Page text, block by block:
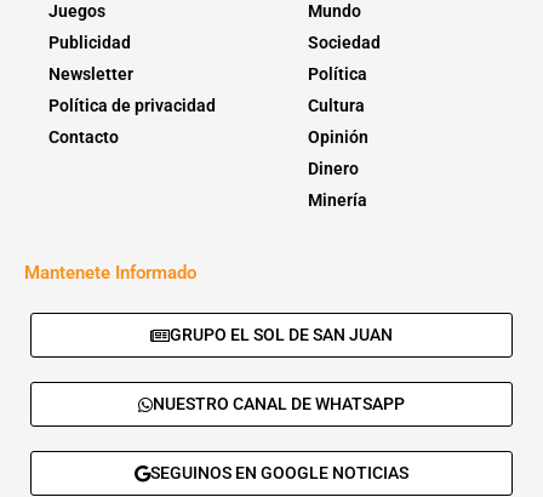
Juegos
Publicidad
Newsletter
Política de privacidad
Contacto
Mundo
Sociedad
Política
Cultura
Opinión
Dinero
Minería
Mantenete Informado
GRUPO EL SOL DE SAN JUAN
NUESTRO CANAL DE WHATSAPP
SEGUINOS EN GOOGLE NOTICIAS